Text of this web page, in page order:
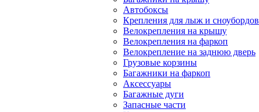
Автобоксы
Крепления для лыж и сноубордов
Велокрепления на крышу
Велокрепления на фаркоп
Велокрепление на заднюю дверь
Грузовые корзины
Багажники на фаркоп
Аксессуары
Багажные дуги
Запасные части